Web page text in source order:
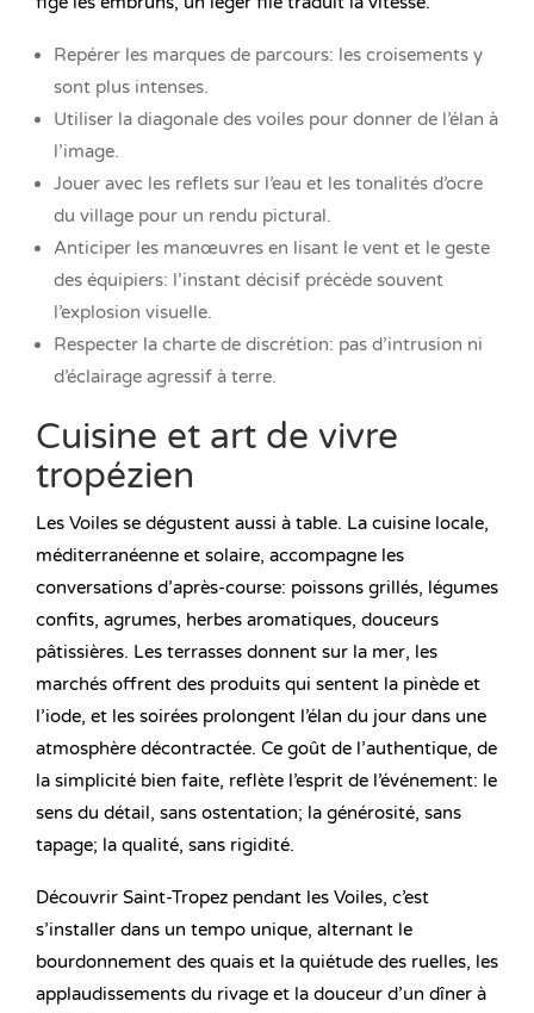
Repérer les marques de parcours: les croisements y
sont plus intenses.
Utiliser la diagonale des voiles pour donner de l’élan à
l’image.
Jouer avec les reflets sur l’eau et les tonalités d’ocre
du village pour un rendu pictural.
Anticiper les manœuvres en lisant le vent et le geste
des équipiers: l’instant décisif précède souvent
l’explosion visuelle.
Respecter la charte de discrétion: pas d’intrusion ni
d’éclairage agressif à terre.
Cuisine et art de vivre
tropézien
Les Voiles se dégustent aussi à table. La cuisine locale,
méditerranéenne et solaire, accompagne les
conversations d’après-course: poissons grillés, légumes
confits, agrumes, herbes aromatiques, douceurs
pâtissières. Les terrasses donnent sur la mer, les
marchés offrent des produits qui sentent la pinède et
l’iode, et les soirées prolongent l’élan du jour dans une
atmosphère décontractée. Ce goût de l’authentique, de
la simplicité bien faite, reflète l’esprit de l’événement: le
sens du détail, sans ostentation; la générosité, sans
tapage; la qualité, sans rigidité.
Découvrir Saint-Tropez pendant les Voiles, c’est
s’installer dans un tempo unique, alternant le
bourdonnement des quais et la quiétude des ruelles, les
applaudissements du rivage et la douceur d’un dîner à